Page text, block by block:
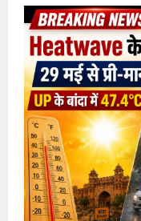
सुप्रीम
कोर्ट
ने
चुनाव
आयोग
के
SIR
अधिकार
को
सही
ठहराया